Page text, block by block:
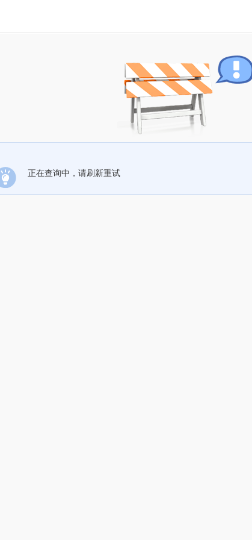
正在查询中，请刷新重试